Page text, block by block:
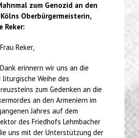
zum Genozid an den
Oberbürgermeisterin,
Reker:
Reker,
erinnern wir uns an die
Weihe des
zum Gedenken an die
an den Armeniern im
Jahres auf dem
des Friedhofs Lehmbacher
uns mit der Unterstützung der